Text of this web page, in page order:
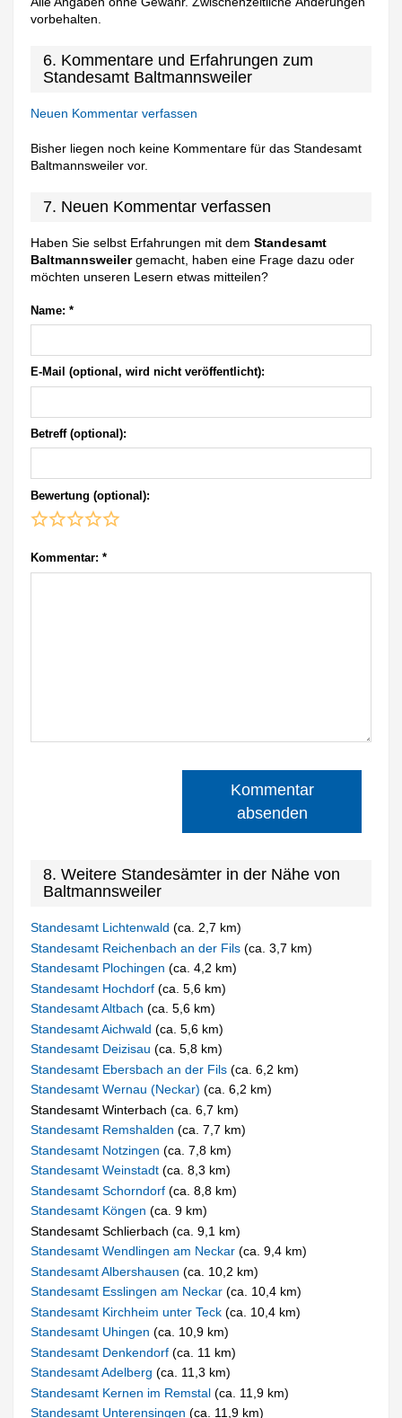
vorbehalten.
6. Kommentare und Erfahrungen zum
Standesamt Baltmannsweiler
Neuen Kommentar verfassen
Bisher liegen noch keine Kommentare für das Standesamt
Baltmannsweiler vor.
7. Neuen Kommentar verfassen
Haben Sie selbst Erfahrungen mit demStandesamt
Baltmannsweilergemacht, haben eine Frage dazu oder
möchten unseren Lesern etwas mitteilen?
Name: *
E-Mail (optional, wird nicht veröffentlicht):
Betreff (optional):
Bewertung (optional):
Kommentar: *
Kommentar
absenden
8. Weitere Standesämter in der Nähe von
Baltmannsweiler
Standesamt Lichtenwald(ca. 2,7 km)
Standesamt Reichenbach an der Fils(ca. 3,7 km)
Standesamt Plochingen(ca. 4,2 km)
Standesamt Hochdorf(ca. 5,6 km)
Standesamt Altbach(ca. 5,6 km)
Standesamt Aichwald(ca. 5,6 km)
Standesamt Deizisau(ca. 5,8 km)
Standesamt Ebersbach an der Fils(ca. 6,2 km)
Standesamt Wernau (Neckar)(ca. 6,2 km)
Standesamt Winterbach (ca. 6,7 km)
Standesamt Remshalden(ca. 7,7 km)
Standesamt Notzingen(ca. 7,8 km)
Standesamt Weinstadt(ca. 8,3 km)
Standesamt Schorndorf(ca. 8,8 km)
Standesamt Köngen(ca. 9 km)
Standesamt Schlierbach (ca. 9,1 km)
Standesamt Wendlingen am Neckar(ca. 9,4 km)
Standesamt Albershausen(ca. 10,2 km)
Standesamt Esslingen am Neckar(ca. 10,4 km)
Standesamt Kirchheim unter Teck(ca. 10,4 km)
Standesamt Uhingen(ca. 10,9 km)
Standesamt Denkendorf(ca. 11 km)
Standesamt Adelberg(ca. 11,3 km)
Standesamt Kernen im Remstal(ca. 11,9 km)
Standesamt Unterensingen(ca. 11,9 km)